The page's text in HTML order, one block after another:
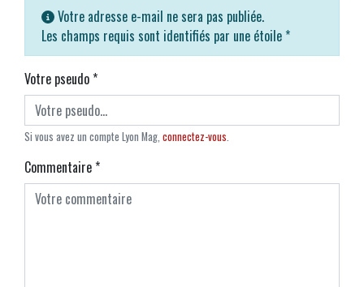
Votre adresse e-mail ne sera pas publiée.
Les champs requis sont identifiés par une étoile *
Votre pseudo*
Si vous avez un compte Lyon Mag, connectez-vous.
Commentaire*